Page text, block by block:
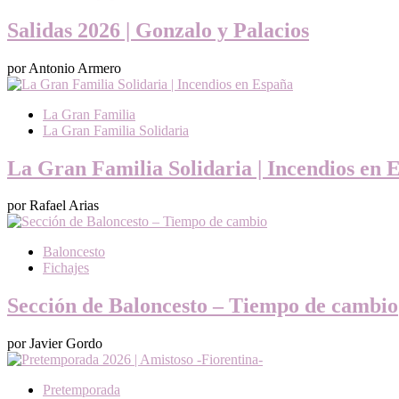
Salidas 2026 | Gonzalo y Palacios
por Antonio Armero
La Gran Familia
La Gran Familia Solidaria
La Gran Familia Solidaria | Incendios en
por Rafael Arias
Baloncesto
Fichajes
Sección de Baloncesto – Tiempo de cambio
por Javier Gordo
Pretemporada